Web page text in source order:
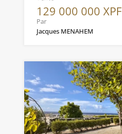
129 000 000 XPF
Par
Jacques MENAHEM